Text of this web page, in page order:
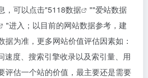
，可以点击"5118数据 ""爱站数据
"进入；以目前的网站数据参考，建
据为准，更多网站价值评估因素如：
速度、搜索引擎收录以及索引量、用
评估一个站的价值，最主要还是需要